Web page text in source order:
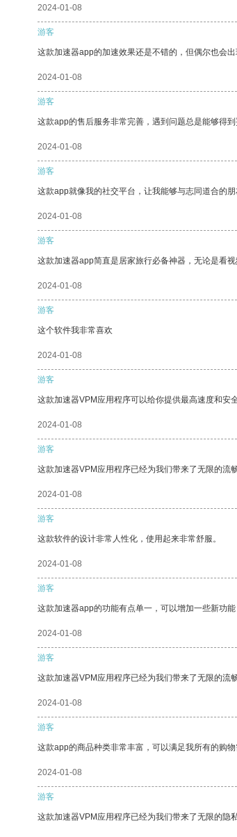
2024-01-08
游客
这款加速器app的加速效果还是不错的，但偶尔也会
2024-01-08
游客
这款app的售后服务非常完善，遇到问题总是能够得到
2024-01-08
游客
这款app就像我的社交平台，让我能够与志同道合的朋
2024-01-08
游客
这款加速器app简直是居家旅行必备神器，无论是看
2024-01-08
游客
这个软件我非常喜欢
2024-01-08
游客
这款加速器VPM应用程序可以给你提供最高速度和安
2024-01-08
游客
这款加速器VPM应用程序已经为我们带来了无限的流畅
2024-01-08
游客
这款软件的设计非常人性化，使用起来非常舒服。
2024-01-08
游客
这款加速器app的功能有点单一，可以增加一些新功
2024-01-08
游客
这款加速器VPM应用程序已经为我们带来了无限的流
2024-01-08
游客
这款app的商品种类非常丰富，可以满足我所有的购物
2024-01-08
游客
这款加速器VPM应用程序已经为我们带来了无限的隐